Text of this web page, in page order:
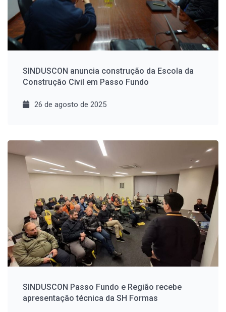
SINDUSCON anuncia construção da Escola da
Construção Civil em Passo Fundo
26 de agosto de 2025
SINDUSCON Passo Fundo e Região recebe
apresentação técnica da SH Formas